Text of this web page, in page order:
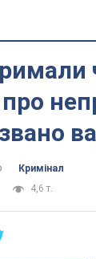
Кримінал
4,6 т.